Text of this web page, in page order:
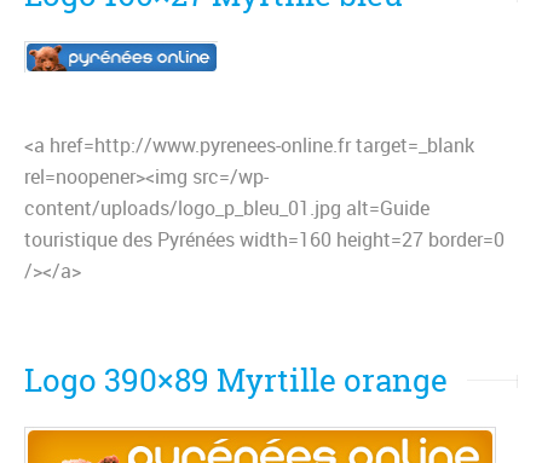
<a href=http://www.pyrenees-online.fr target=_blank
rel=noopener><img src=/wp-
content/uploads/logo_p_bleu_01.jpg alt=Guide
touristique des Pyrénées width=160 height=27 border=0
/></a>
Logo 390×89 Myrtille orange